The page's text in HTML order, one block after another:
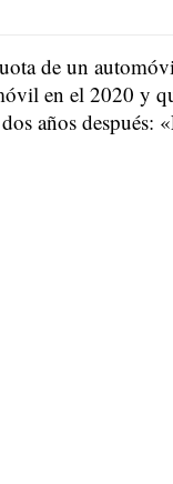
de un
en el 2020 y
años después: